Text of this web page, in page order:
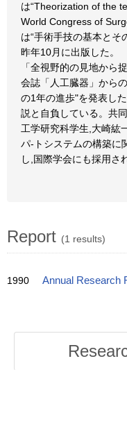
は“Theorization of the
World Congress of
は“手術手技の基本とそ
昨年10月に出版した。
「全視野的の見地から
会誌「人工臓器」から
の1年の進歩"を発表し
説と自負している。共
工学研究科学生,大崎紘
パ-トシステムの構築に
し,国際学会にも採用さ
Report (1 results)
1990 Annual Research